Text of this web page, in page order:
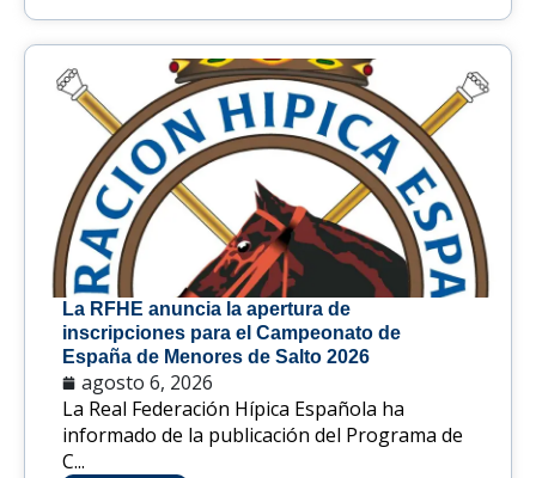
La RFHE anuncia la apertura de
inscripciones para el Campeonato de
España de Menores de Salto 2026
agosto 6, 2026
La Real Federación Hípica Española ha
informado de la publicación del Programa de
C...